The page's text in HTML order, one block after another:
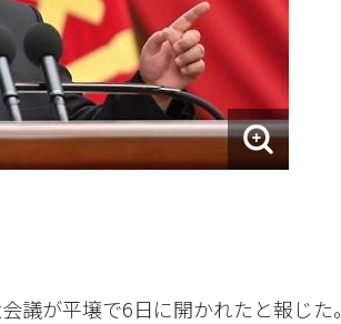
議が平壌で6日に開かれたと報じた。